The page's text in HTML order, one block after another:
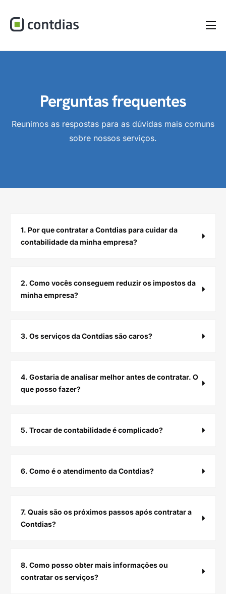
Materiais
Dúvidas
Perguntas frequentes
Reunimos as respostas para as dúvidas mais comuns
sobre nossos serviços.
1. Por que contratar a Contdias para cuidar da
contabilidade da minha empresa?
2. Como vocês conseguem reduzir os impostos da
minha empresa?
3. Os serviços da Contdias são caros?
4. Gostaria de analisar melhor antes de contratar. O
que posso fazer?
5. Trocar de contabilidade é complicado?
6. Como é o atendimento da Contdias?
7. Quais são os próximos passos após contratar a
Contdias?
8. Como posso obter mais informações ou
contratar os serviços?